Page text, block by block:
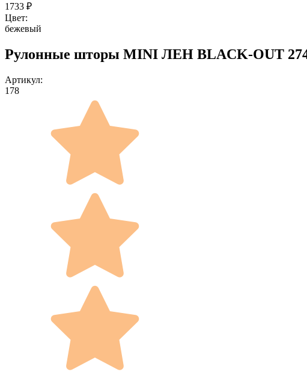
1733 ₽
Цвет:
бежевый
Рулонные шторы MINI ЛЕН BLACK-OUT
Артикул:
178